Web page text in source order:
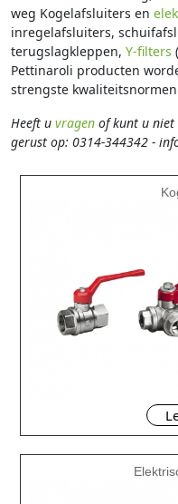
weg Kogelafsluiters en
inregelafsluiters,
terugslagkleppen, Y-filters
Pettinaroli producten
strengste
Heeft u vragen of kunt u niet
gerust op: 0314-344342 -